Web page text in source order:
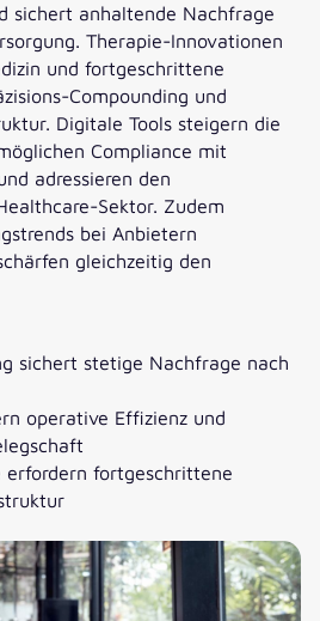
sichert anhaltende Nachfrage
Therapie-Innovationen
und fortgeschrittene
Compounding und
Digitale Tools steigern die
Compliance mit
adressieren den
Sektor. Zudem
bei Anbietern
gleichzeitig den
sichert stetige Nachfrage nach
operative Effizienz und
fortgeschrittene